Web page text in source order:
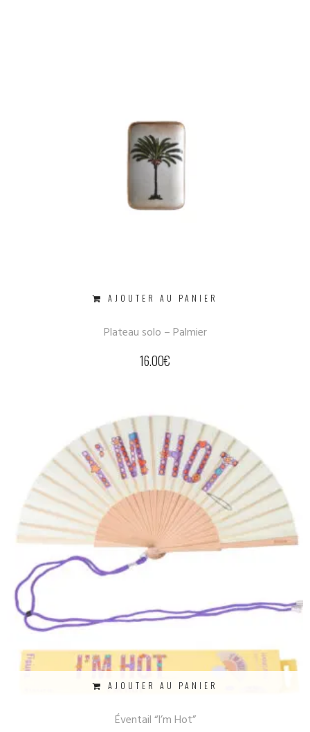
AJOUTER AU PANIER
Plateau solo – Palmier
16.00€
AJOUTER AU PANIER
Éventail “I’m Hot”